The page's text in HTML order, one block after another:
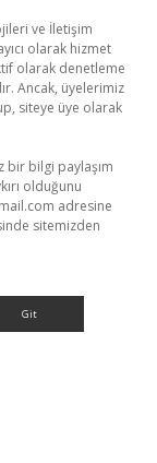
ve İletişim
olarak hizmet
olarak denetleme
Ancak, üyelerimiz
siteye üye olarak
bir bilgi paylaşım
olduğunu
adresine
sitemizden